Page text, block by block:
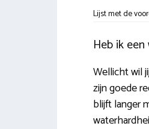
Lijst met de
Heb ik
Wellicht wil
zijn goede
blijft langer